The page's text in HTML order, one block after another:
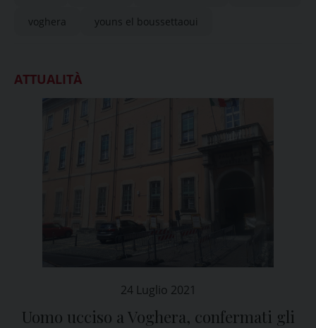
voghera youns el boussettaoui
ATTUALITÀ
24 Luglio 2021
Uomo ucciso a Voghera, confermati gli